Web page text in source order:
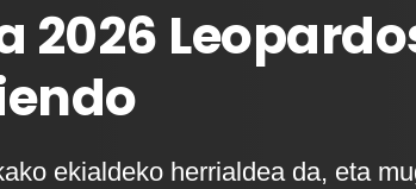
2026
ekialdeko herrialdea da, eta